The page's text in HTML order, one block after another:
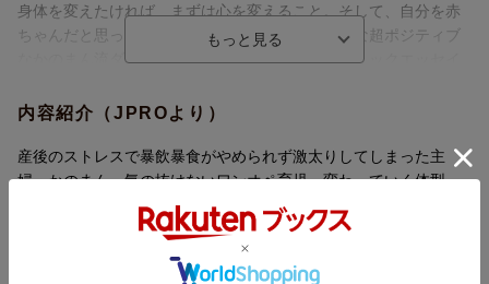
■プレゼント内容
楽天ブックス限定特典：書籍未収録レシピDLデータ
※特典画像のダウンロード方法については、ご注文時にご利用の
メールアドレス宛へ、
⇒発売日以降、商品出荷完了の翌日にメール送付
※楽天ブックスよりご注文に関するメールが到着致しますので、
※メール送付の日程は後ろ倒しになる場合がございます。
身体を変えたければ、まずは心を変えること。そして、自分を赤
ちゃんだと思ってとにかく褒めまくること！そんな超ポジティブ
なかのまん流ダイエットメンタルの作り方を、コミックエッセイ
内容紹介（JPROより）
産後のストレスで暴飲暴食がやめられず激太りしてしまった主
婦・かのまん。気の抜けないワンオペ育児、変わっていく体型、
うまくいかない夫との会話、セックスレス…。からっぽな心を埋
めるかのように食べ続けるその姿は、まるでゾンビのよう。太っ
てしまった自分を責め続け人生のどん底にいたその時、「褒め言
葉」のおかげで人生が変わり始めた！